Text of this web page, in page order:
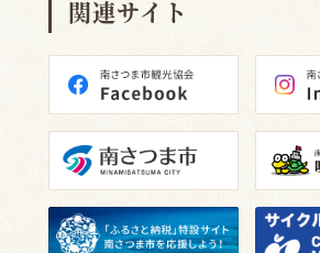
関連サイト